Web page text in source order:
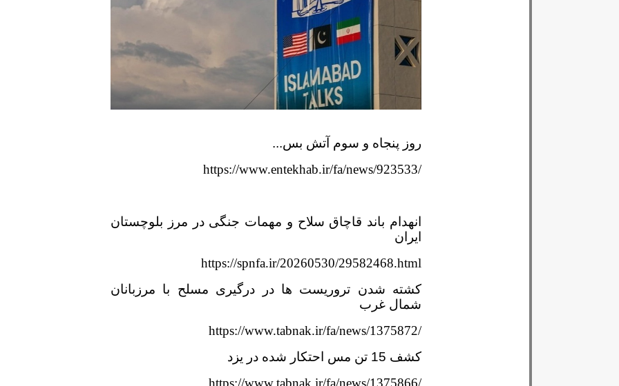
روز پنجاه و سوم آتش بس...
https://www.entekhab.ir/fa/news/923533/
انهدام باند قاچاق سلاح و مهمات جنگی در مرز بلوچستان
ایران
https://spnfa.ir/20260530/29582468.html
کشته شدن تروریست ها در درگیری مسلح با مرزبانان
شمال غرب
https://www.tabnak.ir/fa/news/1375872/
کشف 15 تن مس احتکار شده در یزد
https://www.tabnak.ir/fa/news/1375866/